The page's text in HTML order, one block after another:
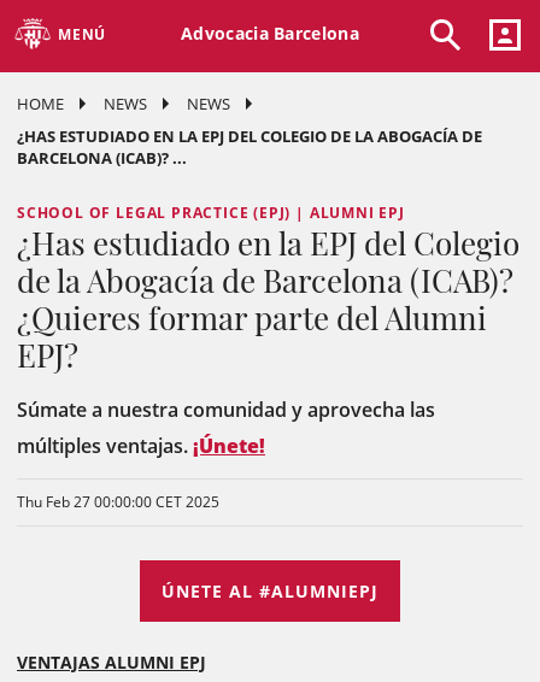
MENÚ Advocacia Barcelona
HOME NEWS
NEWS
¿HAS ESTUDIADO EN LA EPJ DEL COLEGIO DE LA ABOGACÍA DE
BARCELONA (ICAB)? ...
SCHOOL OF LEGAL PRACTICE (EPJ) | ALUMNI EPJ
¿Has estudiado en la EPJ del Colegio
de la Abogacía de Barcelona (ICAB)?
¿Quieres formar parte del Alumni
EPJ?
Súmate a nuestra comunidad y aprovecha las
múltiples ventajas.¡Únete!
Thu Feb 27 00:00:00 CET 2025
ÚNETE AL #ALUMNIEPJ
VENTAJAS ALUMNI EPJ